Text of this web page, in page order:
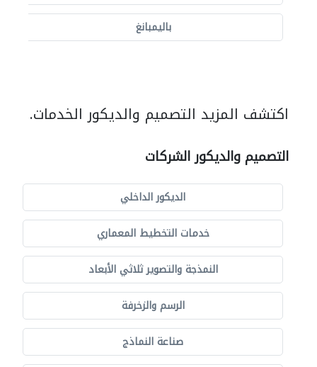
باليمبانغ
اكتشف المزيد التصميم والديكور الخدمات.
التصميم والديكور الشركات
الديكور الداخلي
خدمات التخطيط المعماري
النمذجة والتصوير ثلاثي الأبعاد
الرسم والزخرفة
صناعة النماذج